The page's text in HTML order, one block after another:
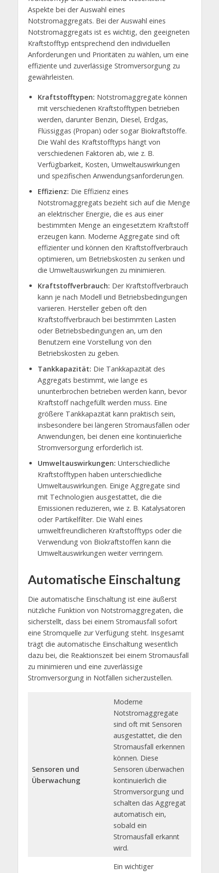
Aspekte bei der Auswahl eines
Notstromaggregats. Bei der Auswahl eines
Notstromaggregats ist es wichtig, den geeigneten
Kraftstofftyp entsprechend den individuellen
Anforderungen und Prioritäten zu wählen, um eine
effiziente und zuverlässige Stromversorgung zu
gewährleisten.
Kraftstofftypen: Notstromaggregate können
mit verschiedenen Kraftstofftypen betrieben
werden, darunter Benzin, Diesel, Erdgas,
Flüssiggas (Propan) oder sogar Biokraftstoffe.
Die Wahl des Kraftstofftyps hängt von
verschiedenen Faktoren ab, wie z. B.
Verfügbarkeit, Kosten, Umweltauswirkungen
und spezifischen Anwendungsanforderungen.
Effizienz: Die Effizienz eines
Notstromaggregats bezieht sich auf die Menge
an elektrischer Energie, die es aus einer
bestimmten Menge an eingesetztem Kraftstoff
erzeugen kann. Moderne Aggregate sind oft
effizienter und können den Kraftstoffverbrauch
optimieren, um Betriebskosten zu senken und
die Umweltauswirkungen zu minimieren.
Kraftstoffverbrauch: Der Kraftstoffverbrauch
kann je nach Modell und Betriebsbedingungen
variieren. Hersteller geben oft den
Kraftstoffverbrauch bei bestimmten Lasten
oder Betriebsbedingungen an, um den
Benutzern eine Vorstellung von den
Betriebskosten zu geben.
Tankkapazität: Die Tankkapazität des
Aggregats bestimmt, wie lange es
ununterbrochen betrieben werden kann, bevor
Kraftstoff nachgefüllt werden muss. Eine
größere Tankkapazität kann praktisch sein,
insbesondere bei längeren Stromausfällen oder
Anwendungen, bei denen eine kontinuierliche
Stromversorgung erforderlich ist.
Umweltauswirkungen: Unterschiedliche
Kraftstofftypen haben unterschiedliche
Umweltauswirkungen. Einige Aggregate sind
mit Technologien ausgestattet, die die
Emissionen reduzieren, wie z. B. Katalysatoren
oder Partikelfilter. Die Wahl eines
umweltfreundlicheren Kraftstofftyps oder die
Verwendung von Biokraftstoffen kann die
Umweltauswirkungen weiter verringern.
Automatische Einschaltung
Die automatische Einschaltung ist eine äußerst
nützliche Funktion von Notstromaggregaten, die
sicherstellt, dass bei einem Stromausfall sofort
eine Stromquelle zur Verfügung steht. Insgesamt
trägt die automatische Einschaltung wesentlich
dazu bei, die Reaktionszeit bei einem Stromausfall
zu minimieren und eine zuverlässige
Stromversorgung in Notfällen sicherzustellen.
Sensoren und
Überwachung
Moderne
Notstromaggregate
sind oft mit Sensoren
ausgestattet, die den
Stromausfall erkennen
können. Diese
Sensoren überwachen
kontinuierlich die
Stromversorgung und
schalten das Aggregat
automatisch ein,
sobald ein
Stromausfall erkannt
wird.
Ein wichtiger